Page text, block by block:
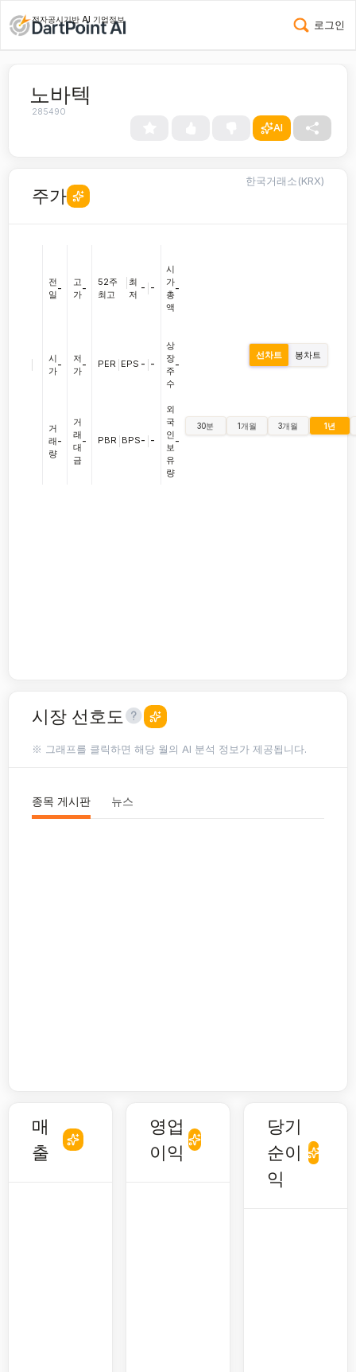
전자공시기반 AI 기업정보 로그인
노바텍
285490
AI
주가
한국거래소(KRX)
전
일
-
시
가
-
거
래
량
-
고
가
-
저
가
-
거
래
대
금
-
52주
최고
최
저
- -
PER EPS - -
PBR BPS- -
시
가
총
액
-
상
장
주
수
-
외
국
인
보
유
량
-
선차트 봉차트
30분 1개월 3개월 1년
시장 선호도
※ 그래프를 클릭하면 해당 월의 AI 분석 정보가 제공됩니다.
종목 게시판 뉴스
매
출
영업
이익
당기
순이
익